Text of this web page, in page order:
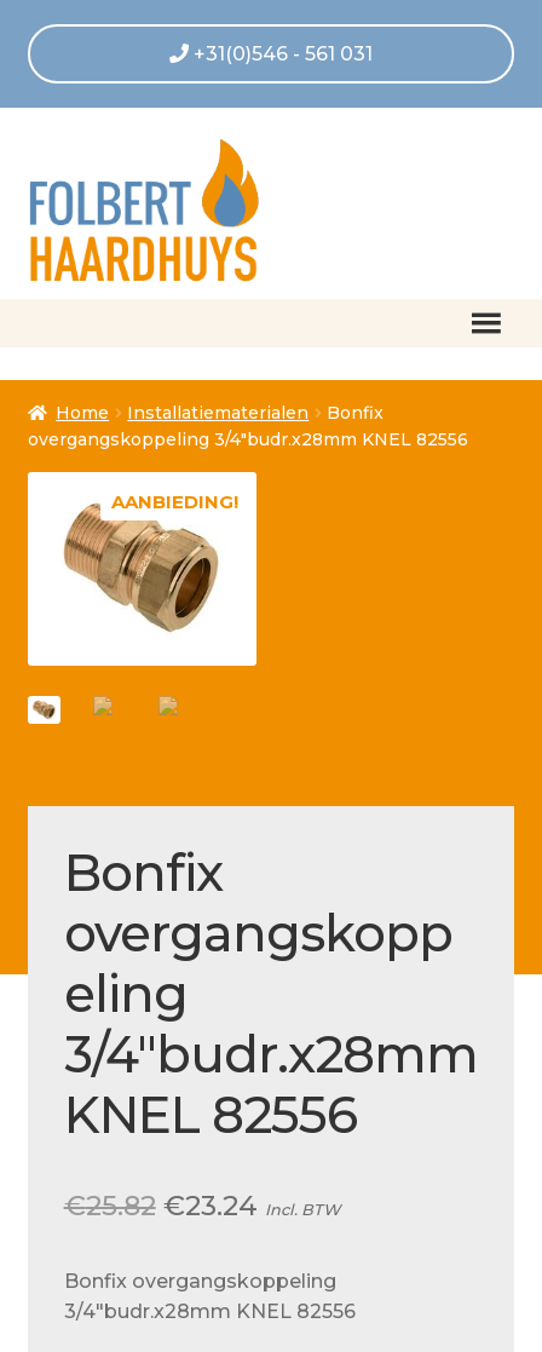
+31(0)546 - 561 031
Afrekenen
Algemene voorwaarden
Betaling geannuleerd
Betaling voltooid
Contact
Disclaimer
Fout bij betaling
Installatieservice
Betaalmethode
Mijn account
Over ons
Ons team
Retouren – Geschillen – Garantie
Home Installatiematerialen
Bonfix
overgangskoppeling 3/4″budr.x28mm KNEL 82556
AANBIEDING!
Bonfix
overgangskopp
eling
3/4″budr.x28mm
KNEL 82556
€25.82 Oorspronkelijke
was:
€23.24Huidige
is:
Incl. BTW
Bonfix overgangskoppeling
3/4″budr.x28mm KNEL 82556